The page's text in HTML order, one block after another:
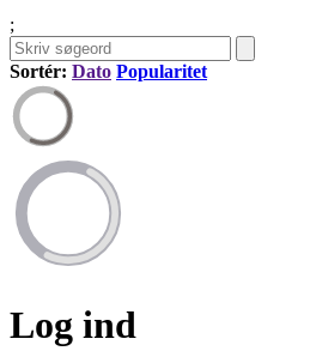
;
Sortér: Dato Popularitet
Log ind